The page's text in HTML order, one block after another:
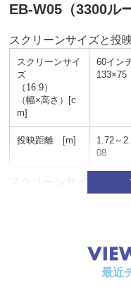
EB-W05（3300ル
スクリーンサイズと投
スクリーンサイ
ズ
（16:9）
（幅×高さ）[c
m]
60イン
133×75
投映距離 [m]
1.72～2.
08
スクリーンサイズと投
最近